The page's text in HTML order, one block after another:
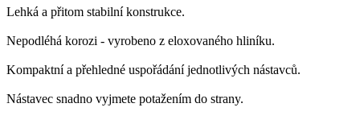
Lehká a přitom stabilní konstrukce.
Nepodléhá korozi - vyrobeno z eloxovaného hliníku.
Kompaktní a přehledné uspořádání jednotlivých nástavců.
Nástavec snadno vyjmete potažením do strany.